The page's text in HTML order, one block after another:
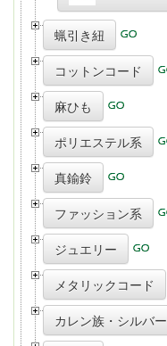
蝋引き紐
コットンコード
麻ひも
ポリエステル系
真鍮鈴
ファッション系
ジュエリー
メタリックコード
カレン族・シルバー